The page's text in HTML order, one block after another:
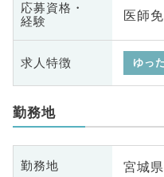
応募資格・
経験
医師
求人特徴 ゆっ
勤務地
勤務地 宮城